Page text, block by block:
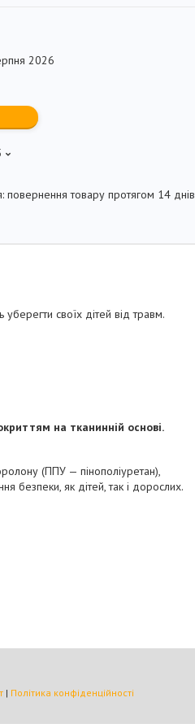
2026
повернення товару протягом 14 днів
своїх дітей від травм.
на тканинній основі.
(ППУ — пінополіуретан),
безпеки, як дітей, так і дорослих.
| Політика конфіденційності